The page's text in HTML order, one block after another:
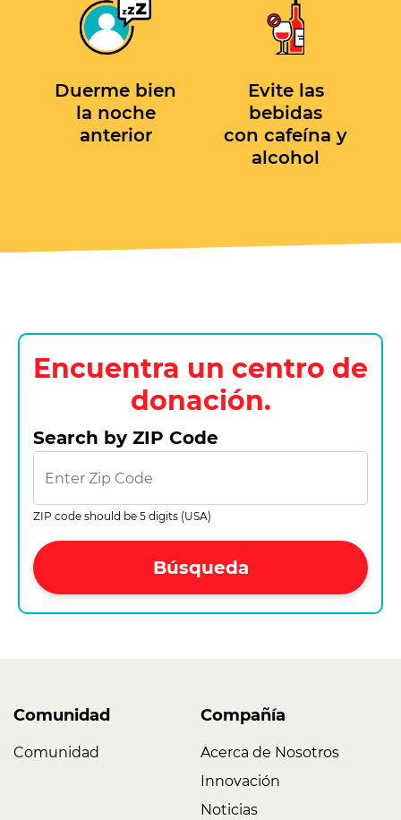
Duerme bien
la noche
anterior
Evite las
bebidas
con cafeína y
alcohol
Encuentra un centro de
donación.
Search by ZIP Code
ZIP code should be 5 digits (USA)
Búsqueda
Comunidad
Comunidad
Compañía
Acerca de Nosotros
Innovación
Noticias